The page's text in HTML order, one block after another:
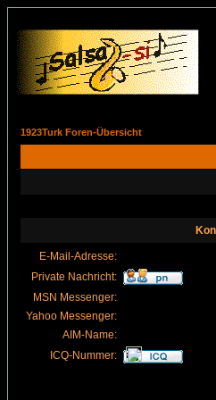
1923Turk Foren-Übersicht
E-Mail-Adresse:
Private Nachricht:
MSN Messenger:
Yahoo Messenger:
AIM-Name:
ICQ-Nummer: